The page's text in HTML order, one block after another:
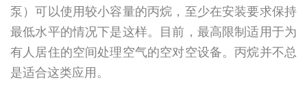
泵）可以使用较小容量的丙烷，至少在安装要求保持
最低水平的情况下是这样。目前，最高限制适用于为
有人居住的空间处理空气的空对空设备。丙烷并不总
是适合这类应用。